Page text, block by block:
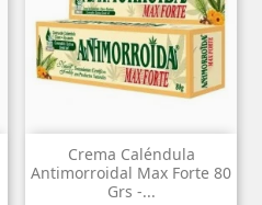
Crema Caléndula
Antimorroidal Max Forte 80
Grs -...